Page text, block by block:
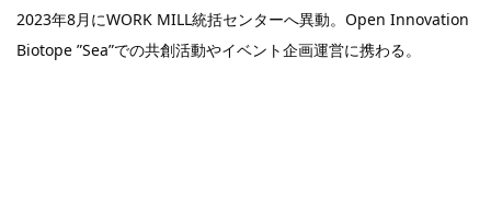
2023年8月にWORK MILL統括センターへ異動。Open Innovation
Biotope ”Sea”での共創活動やイベント企画運営に携わる。